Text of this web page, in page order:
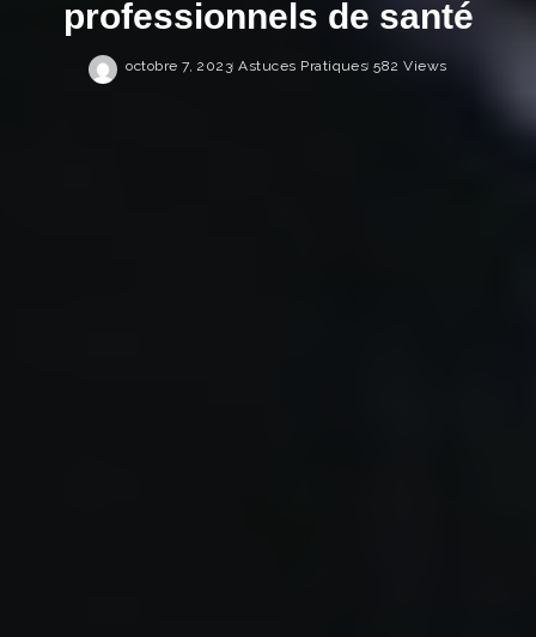
professionnels de santé
octobre 7, 2023 Astuces Pratiques 582 Views